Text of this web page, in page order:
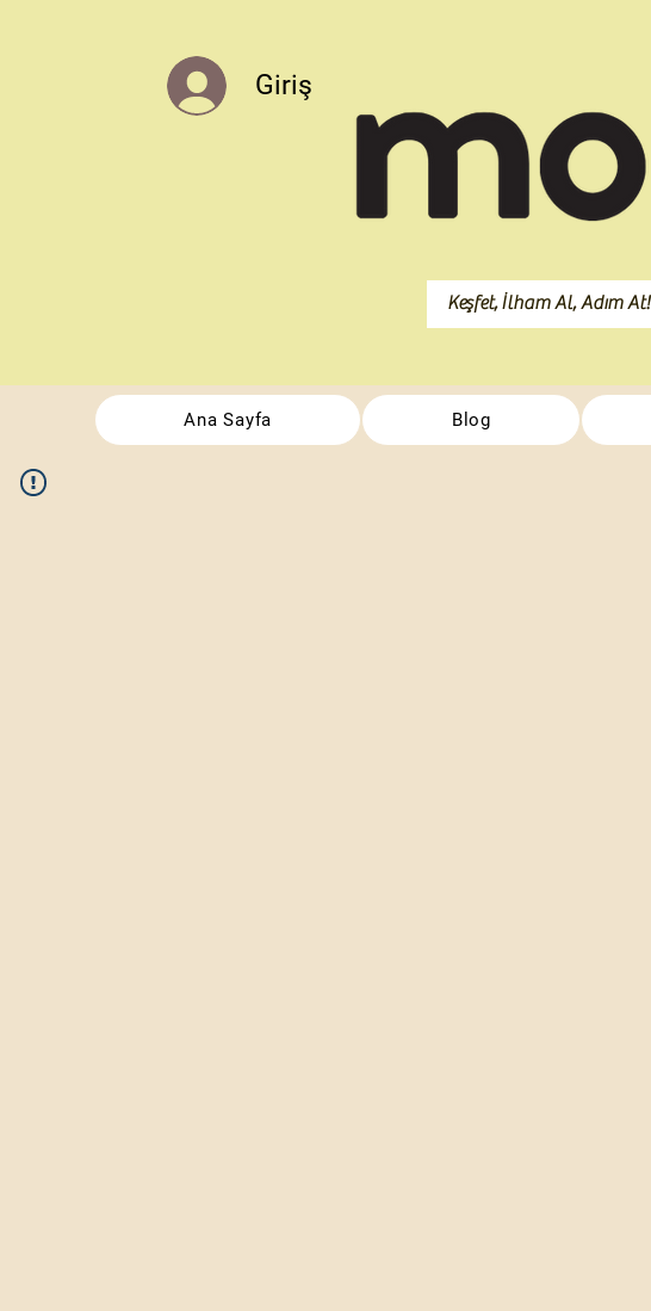
Giriş
Ana Sayfa Blog